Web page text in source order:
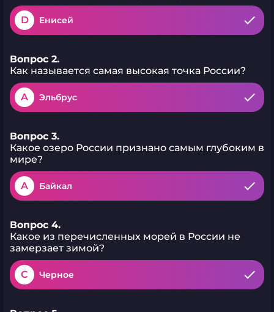
D Енисей
Вопрос 2.
Как называется самая высокая точка России?
A Эльбрус
Вопрос 3.
Какое озеро России признано самым глубоким в
мире?
A Байкал
Вопрос 4.
Какое из перечисленных морей в России не
замерзает зимой?
C Черное